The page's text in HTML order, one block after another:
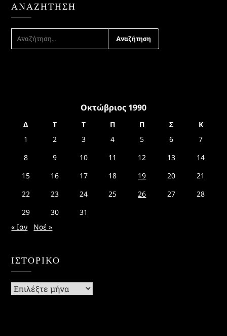
ΑΝΑΖΉΤΗΣΗ
ΑΝΑΖΉΤΗΣΗ
ΓΙΑ:
Οκτώβριος 1990
Δ Τ Τ Π Π Σ
Κ
1
2 3 4 5 6
7
8
9 10 11 12 13
14
15
16 17 18 19 20
21
22
23 24 25 26 27
28
29
30
31
« Ιαν
Νοέ »
ΙΣΤΟΡΙΚΌ
Ιστορικό